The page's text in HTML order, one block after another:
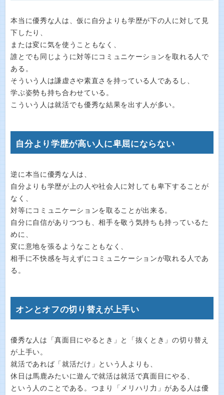
本当に優秀な人は、仮に自分よりも学歴が下の人に対して見
下したり、
または変に気を使うこともなく、
誰とでも同じように対等にコミュニケーションを取れる人で
ある。
そういう人は謙虚さや素直さを持っている人であるし、
学ぶ姿勢も持ち合わせている。
こういう人は就活でも優秀な結果を出す人が多い。
自分より学歴が高い人に卑屈にならない
逆に本当に優秀な人は、
自分よりも学歴が上の人や社会人に対しても卑下することが
なく、
対等にコミュニケーションを取ることが出来る。
自分に自信がありつつも、相手を敬う気持ちも持っているた
めに、
変に意地を張るようなこともなく、
相手に不快感を与えずにコミュニケーションが取れる人であ
る。
オンとオフの切り替えが上手い
優秀な人は「真面目にやるとき」と「抜くとき」の切り替え
が上手い。
就活であれば「就活だけ」という人よりも、
休日は馬鹿みたいに遊んで就活は就活で真面目にやる、
という人のことである。つまり「メリハリ力」がある人は優